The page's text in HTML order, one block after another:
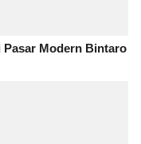
Pasar Modern Bintaro